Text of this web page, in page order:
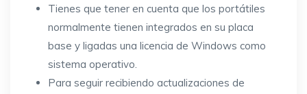
Tienes que tener en cuenta que los portátiles
normalmente tienen integrados en su placa
base y ligadas una licencia de Windows como
sistema operativo.
Para seguir recibiendo actualizaciones de